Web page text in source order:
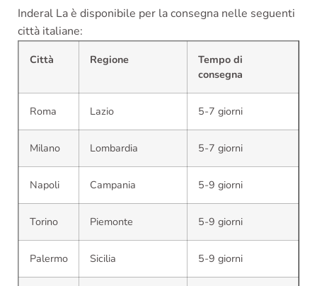
Inderal La è disponibile per la consegna nelle seguenti
città italiane:
Città Regione
Tempo di
consegna
Roma Lazio 5-7 giorni
Milano Lombardia 5-7 giorni
Napoli Campania 5-9 giorni
Torino Piemonte 5-9 giorni
Palermo Sicilia 5-9 giorni